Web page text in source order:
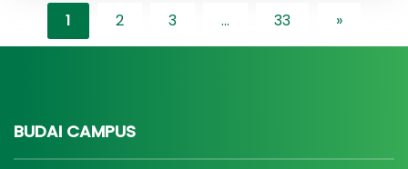
1 2 3 ... 33 »
BUDAI CAMPUS